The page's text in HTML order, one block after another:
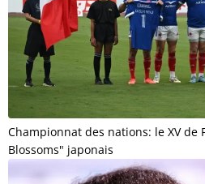
Championnat des nations: le XV de
Blossoms" japonais